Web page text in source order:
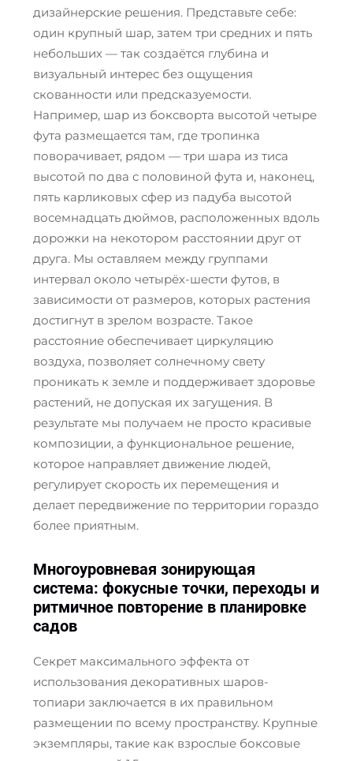
дизайнерские решения. Представьте себе:
один крупный шар, затем три средних и пять
небольших — так создаётся глубина и
визуальный интерес без ощущения
скованности или предсказуемости.
Например, шар из боксворта высотой четыре
фута размещается там, где тропинка
поворачивает, рядом — три шара из тиса
высотой по два с половиной фута и, наконец,
пять карликовых сфер из падуба высотой
восемнадцать дюймов, расположенных вдоль
дорожки на некотором расстоянии друг от
друга. Мы оставляем между группами
интервал около четырёх-шести футов, в
зависимости от размеров, которых растения
достигнут в зрелом возрасте. Такое
расстояние обеспечивает циркуляцию
воздуха, позволяет солнечному свету
проникать к земле и поддерживает здоровье
растений, не допуская их загущения. В
результате мы получаем не просто красивые
композиции, а функциональное решение,
которое направляет движение людей,
регулирует скорость их перемещения и
делает передвижение по территории гораздо
более приятным.
Многоуровневая зонирующая
система: фокусные точки, переходы и
ритмичное повторение в планировке
садов
Секрет максимального эффекта от
использования декоративных шаров-
топиари заключается в их правильном
размещении по всему пространству. Крупные
экземпляры, такие как взрослые боксовые